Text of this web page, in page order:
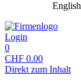
English
Login
0
CHF 0.00
Direkt zum Inhalt